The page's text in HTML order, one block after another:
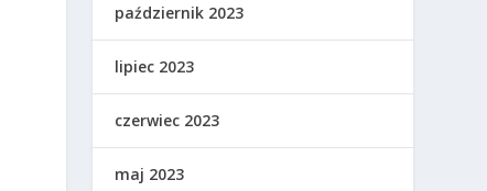
październik 2023
lipiec 2023
czerwiec 2023
maj 2023